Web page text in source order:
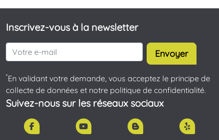
Inscrivez-vous à la newsletter
Envoyer
*En validant votre demande, vous acceptez le principe de
collecte de données et notre politique de confidentialité.
Suivez-nous sur les réseaux sociaux